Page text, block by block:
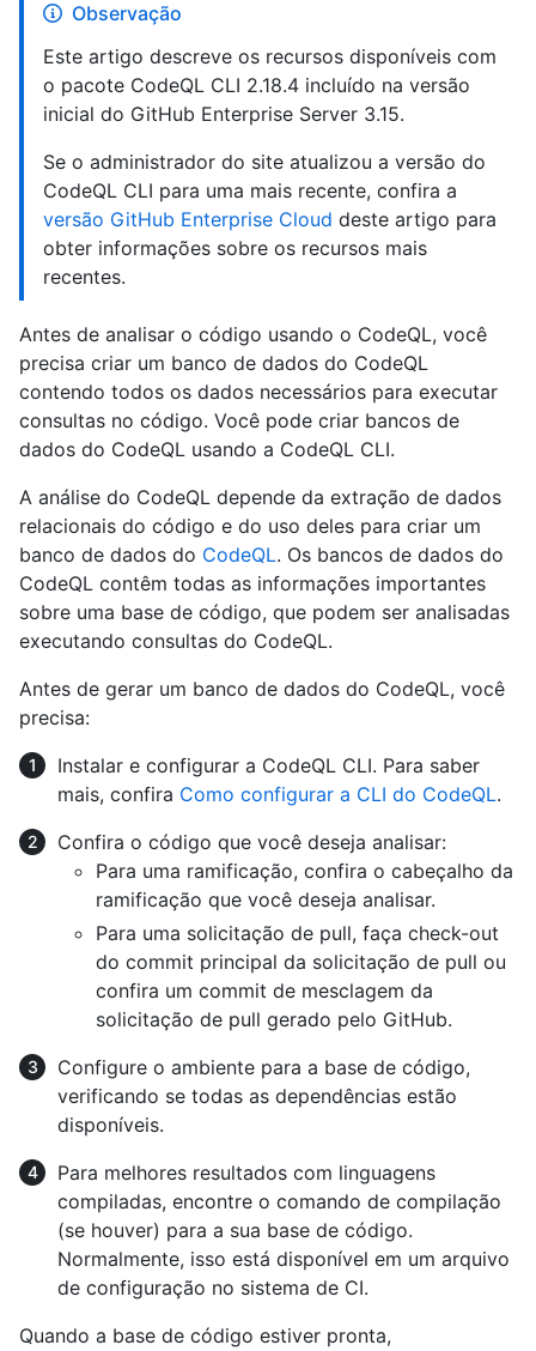
Observação
Este artigo descreve os recursos disponíveis com
o pacote CodeQL CLI 2.18.4 incluído na versão
inicial do GitHub Enterprise Server 3.15.
Se o administrador do site atualizou a versão do
CodeQL CLI para uma mais recente, confira a
versão GitHub Enterprise Cloud deste artigo para
obter informações sobre os recursos mais
recentes.
Antes de analisar o código usando o CodeQL, você
precisa criar um banco de dados do CodeQL
contendo todos os dados necessários para executar
consultas no código. Você pode criar bancos de
dados do CodeQL usando a CodeQL CLI.
A análise do CodeQL depende da extração de dados
relacionais do código e do uso deles para criar um
banco de dados do CodeQL. Os bancos de dados do
CodeQL contêm todas as informações importantes
sobre uma base de código, que podem ser analisadas
executando consultas do CodeQL.
Antes de gerar um banco de dados do CodeQL, você
precisa:
Instalar e configurar a CodeQL CLI. Para saber
mais, confira Como configurar a CLI do CodeQL.
Confira o código que você deseja analisar:
Para uma ramificação, confira o cabeçalho da
ramificação que você deseja analisar.
Para uma solicitação de pull, faça check-out
do commit principal da solicitação de pull ou
confira um commit de mesclagem da
solicitação de pull gerado pelo GitHub.
Configure o ambiente para a base de código,
verificando se todas as dependências estão
disponíveis.
Para melhores resultados com linguagens
compiladas, encontre o comando de compilação
(se houver) para a sua base de código.
Normalmente, isso está disponível em um arquivo
de configuração no sistema de CI.
Quando a base de código estiver pronta,